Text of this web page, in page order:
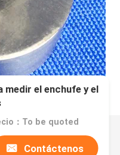
medir el enchufe y el
：To be quoted
Contáctenos